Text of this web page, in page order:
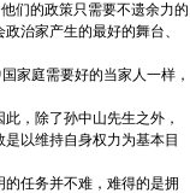
们的政策只需要不遗余力的
治家产生的最好的舞台、
家庭需要好的当家人一样，
，除了孙中山先生之外，
以维持自身权力为基本目
任务并不难，难得的是拥